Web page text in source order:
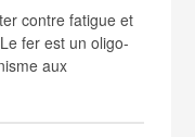
contre fatigue et
fer est un oligo-
aux